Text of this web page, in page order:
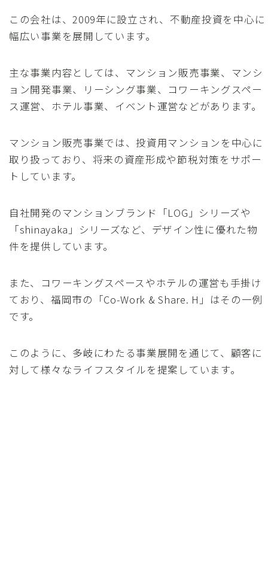
この会社は、2009年に設立され、不動産投資を中心に
幅広い事業を展開しています。
主な事業内容としては、マンション販売事業、マンシ
ョン開発事業、リーシング事業、コワーキングスペー
ス運営、ホテル事業、イベント運営などがあります。
マンション販売事業では、投資用マンションを中心に
取り扱っており、将来の資産形成や節税対策をサポー
トしています。
自社開発のマンションブランド「LOG」シリーズや
「shinayaka」シリーズなど、デザイン性に優れた物
件を提供しています。
また、コワーキングスペースやホテルの運営も手掛け
ており、福岡市の「Co-Work & Share. H」はその一例
です。
このように、多岐にわたる事業展開を通じて、顧客に
対して様々なライフスタイルを提案しています。